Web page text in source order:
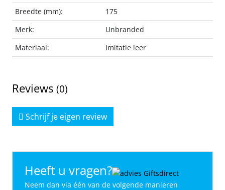
Breedte (mm):
175
Merk:
Unbranded
Materiaal:
Imitatie leer
Reviews (0)
Schrijf je eigen review
Heeft u vragen?
Neem dan via één van de volgende manieren